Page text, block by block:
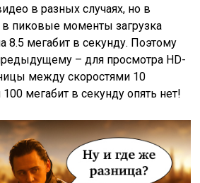
в разных случаях, но в
пиковые моменты загрузка
8.5 мегабит в секунду. Поэтому
– для просмотра HD-
между скоростями 10
мегабит в секунду опять нет!